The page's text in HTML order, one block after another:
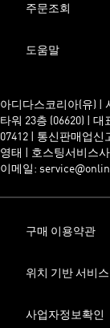
주문조회
도움말
아디다스코리아(유) |
타워 23층 (06620) |
07412 | 통신판매업신
영태 | 호스팅서비스
이메일:
구매 이용약관
위치 기반 서비
사업자정보확인